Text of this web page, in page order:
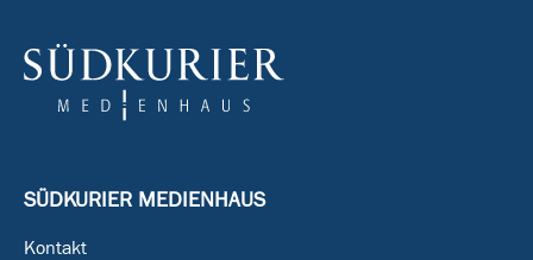
SÜDKURIER MEDIENHAUS
Kontakt